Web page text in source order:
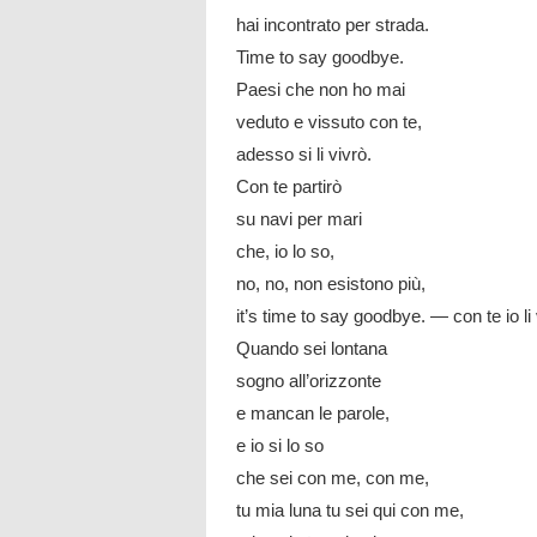
hai incontrato per strada.
Time to say goodbye.
Paesi che non ho mai
veduto e vissuto con te,
adesso si li vivrò.
Con te partirò
su navi per mari
che, io lo so,
no, no, non esistono più,
it’s time to say goodbye. — con te io li
Quando sei lontana
sogno all’orizzonte
e mancan le parole,
e io si lo so
che sei con me, con me,
tu mia luna tu sei qui con me,